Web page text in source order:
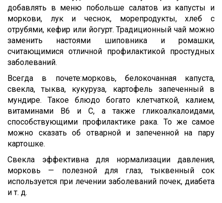
добавлять в меню побольше салатов из капусты и
моркови, лук и чеснок, морепродукты, хлеб с
отрубями, кефир или йогурт. Традиционный чай можно
заменить настоями шиповника и ромашки,
считающимися отличной профилактикой простудных
заболеваний.
Всегда в почете:морковь, белокочанная капуста,
свекла, тыква, кукуруза, картофель запеченный в
мундире. Такое блюдо богато клетчаткой, калием,
витаминами B6 и C, а также гликоалкалоидами,
способствующими профилактике рака. То же самое
можно сказать об отварной и запеченной на пару
картошке.
Свекла эффективна для нормализации давления,
морковь — полезной для глаз, тыквенный сок
используется при лечении заболеваний почек, диабета
и т. д.